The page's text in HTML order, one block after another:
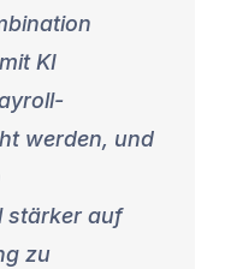
KI
werden, und
stärker auf
zu